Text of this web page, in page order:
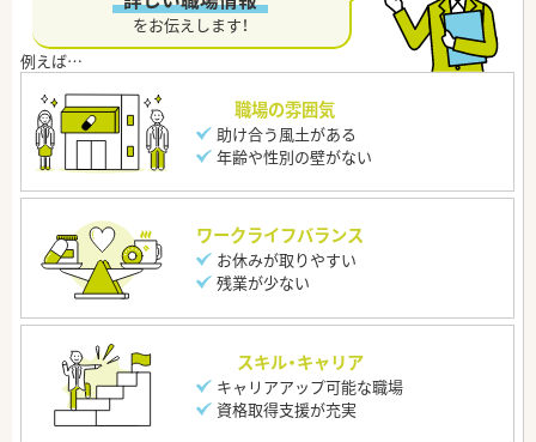
をお伝えします！
職場の雰囲気
助け合う風土がある
年齢や性別の壁がない
ワークライフバランス
お休みが取りやすい
残業が少ない
スキル・キャリア
キャリアアップ可能な職場
資格取得支援が充実